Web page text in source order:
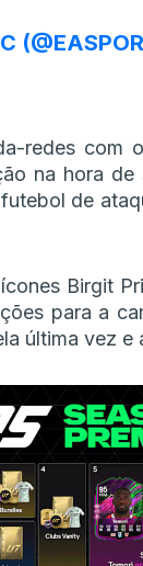
redes com
na hora
de
Birgit
para a
última vez